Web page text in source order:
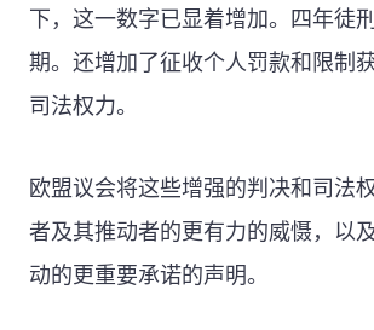
下，这一数字已显着增加。四年徒
期。还增加了征收个人罚款和限制
司法权力。
欧盟议会将这些增强的判决和司法
者及其推动者的更有力的威慑，以
动的更重要承诺的声明。